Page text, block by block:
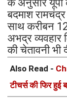
के अनुसार
बदमाश
साथ करीबन
अभद्र व्यवहार
की चेतावनी भी
Also Read -
टीचर्स की फिर हुई